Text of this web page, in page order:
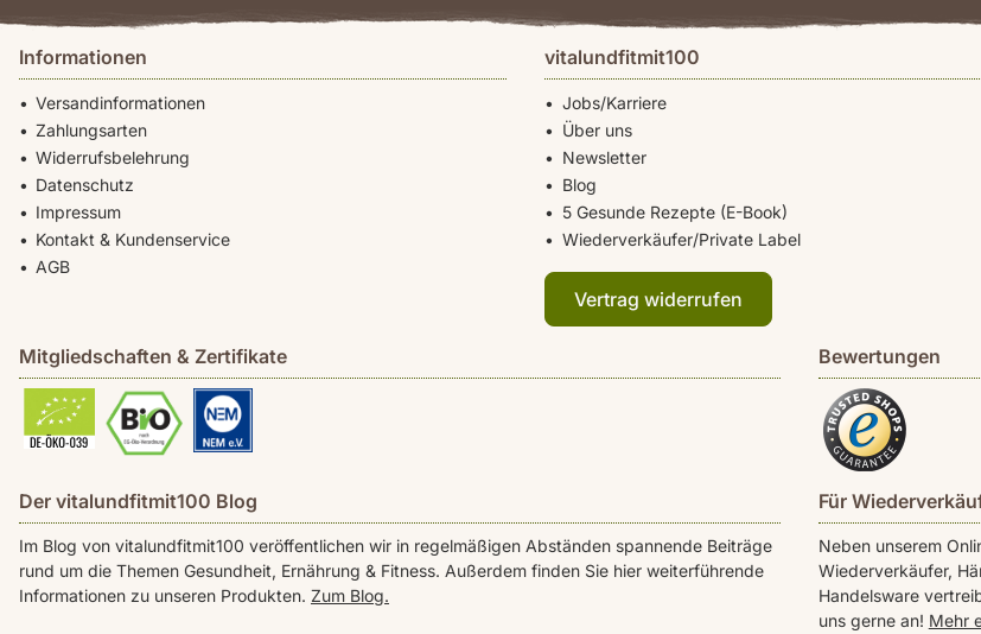
Informationen
Versandinformationen
Zahlungsarten
Widerrufsbelehrung
Datenschutz
Impressum
Kontakt & Kundenservice
AGB
vitalundfitmit100
Jobs/Karriere
Über uns
Newsletter
Blog
5 Gesunde Rezepte (E-Book)
Wiederverkäufer/Private Label
Vertrag widerrufen
Mitgliedschaften & Zertifikate Bewertungen
Der vitalundfitmit100 Blog
Im Blog von vitalundfitmit100 veröffentlichen wir in regelmäßigen Abständen spannende Beiträge
rund um die Themen Gesundheit, Ernährung & Fitness. Außerdem finden Sie hier weiterführende
Informationen zu unseren Produkten. Zum Blog.
Für
Neben unserem
Wiederverkäufer,
Handelsware
uns gerne an! Mehr